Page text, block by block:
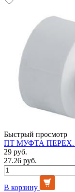
Быстрый просмотр
ПТ МУФТА ПЕРЕХ.
29 руб.
27.26 руб.
В корзину